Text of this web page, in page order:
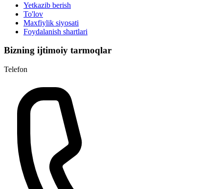
Yetkazib berish
To'lov
Maxfiylik siyosati
Foydalanish shartlari
Bizning ijtimoiy tarmoqlar
Telefon